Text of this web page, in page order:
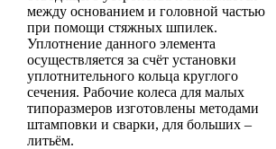
между основанием и головной частью
при помощи стяжных шпилек.
Уплотнение данного элемента
осуществляется за счёт установки
уплотнительного кольца круглого
сечения. Рабочие колеса для малых
типоразмеров изготовлены методами
штамповки и сварки, для больших –
литьём.